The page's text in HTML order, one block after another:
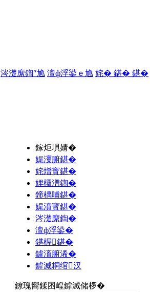
涔濋緳鍧″尯 澶ф浮鍙ｅ尯 姹� 鍖� 鍖�
鎵炬埧婧�
娓濅腑鍖�
姹熷寳鍖�
娌欏潽鍧�
鍗楀哺鍖�
娓濆寳鍖�
涔濋緳鍧�
澶ф浮鍙�
鍖楃鍖�
鎼滀腑浠�
鎼滅粡绾汉
鐐瑰嚮鍒囨崲鎼滅储椤�